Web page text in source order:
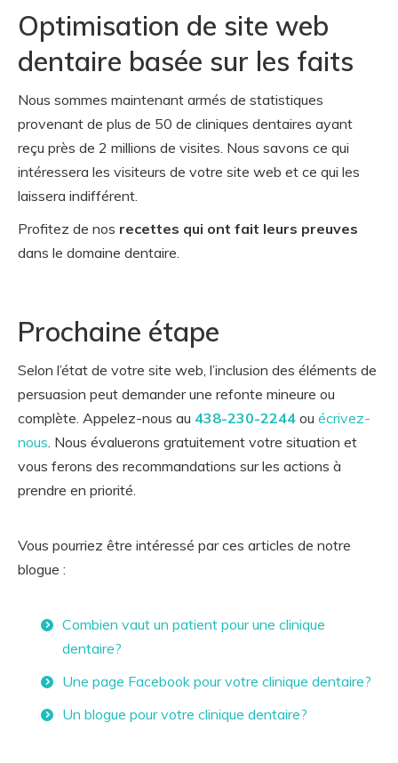
Optimisation de site web
dentaire basée sur les faits
Nous sommes maintenant armés de statistiques
provenant de plus de 50 de cliniques dentaires ayant
reçu près de 2 millions de visites. Nous savons ce qui
intéressera les visiteurs de votre site web et ce qui les
laissera indifférent.
Profitez de nos recettes qui ont fait leurs preuves
dans le domaine dentaire.
Prochaine étape
Selon l’état de votre site web, l’inclusion des éléments de
persuasion peut demander une refonte mineure ou
complète. Appelez-nous au 438-230-2244 ou écrivez-
nous. Nous évaluerons gratuitement votre situation et
vous ferons des recommandations sur les actions à
prendre en priorité.
Vous pourriez être intéressé par ces articles de notre
blogue :
Combien vaut un patient pour une clinique
dentaire?
Une page Facebook pour votre clinique dentaire?
Un blogue pour votre clinique dentaire?